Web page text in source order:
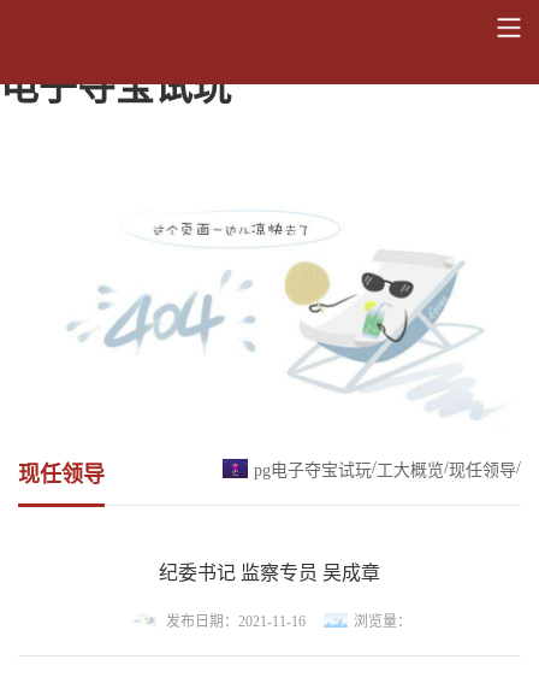
纪委书记 监察专员 吴成章 -pg
电子夺宝试玩
现任领导 pg电子夺宝试玩/工大概览/现任领导/
纪委书记 监察专员 吴成章
发布日期：2021-11-16 浏览量：